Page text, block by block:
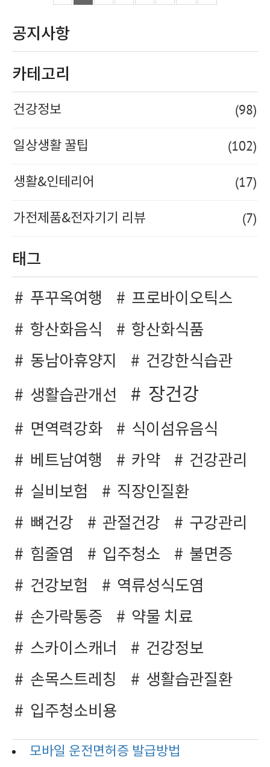
공지사항
카테고리
건강정보 (98)
일상생활 꿀팁 (102)
생활&인테리어 (17)
가전제품&전자기기 리뷰 (7)
태그
푸꾸옥여행
프로바이오틱스
항산화음식
항산화식품
동남아휴양지
건강한식습관
생활습관개선
장건강
면역력강화
식이섬유음식
베트남여행
카약
건강관리
실비보험
직장인질환
뼈건강
관절건강
구강관리
힘줄염
입주청소
불면증
건강보험
역류성식도염
손가락통증
약물 치료
스카이스캐너
건강정보
손목스트레칭
생활습관질환
입주청소비용
모바일 운전면허증 발급방법